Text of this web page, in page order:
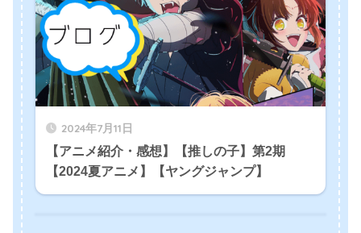
2024年7月11日
【アニメ紹介・感想】【推しの子】第2期
【2024夏アニメ】【ヤングジャンプ】